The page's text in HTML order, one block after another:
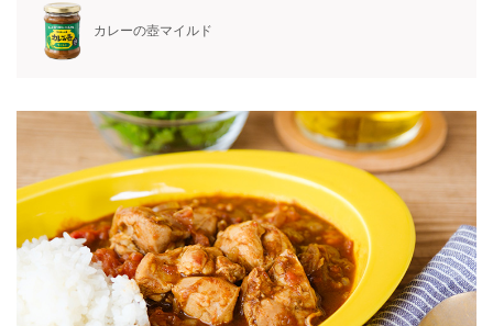
カレーの壺マイルド